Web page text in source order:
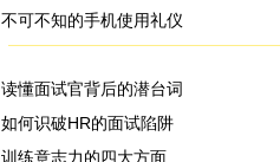
不可不知的手机使用礼仪
读懂面试官背后的潜台词
如何识破HR的面试陷阱
训练意志力的四大方面